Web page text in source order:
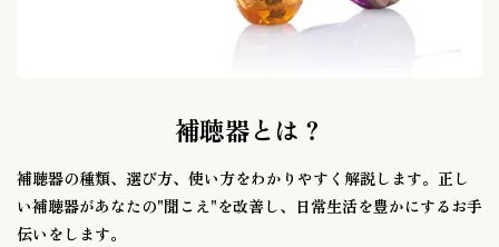
補聴器とは？
補聴器の種類、選び方、使い方をわかりやすく解説します。正し
い補聴器があなたの"聞こえ"を改善し、日常生活を豊かにするお手
伝いをします。